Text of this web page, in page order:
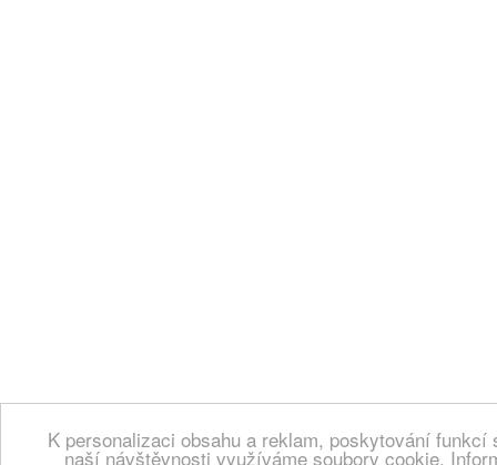
K personalizaci obsahu a reklam, poskytování
naší návštěvnosti využíváme soubory cookie.